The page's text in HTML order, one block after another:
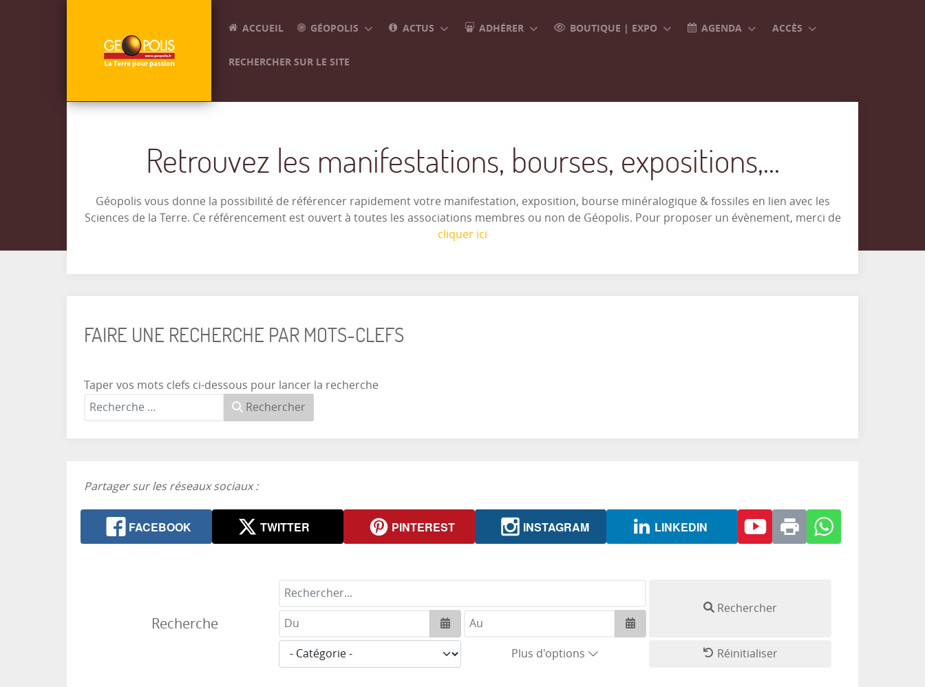
ACCUEIL GÉOPOLIS ACTUS ADHÉRER BOUTIQUE | EXPO AGENDA ACCÈS
RECHERCHER SUR LE SITE
Retrouvez les manifestations, bourses, expositions,...
Géopolis vous donne la possibilité de référencer rapidement votre manifestation, exposition, bourse minéralogique & fossiles en lien avec les
Sciences de la Terre. Ce référencement est ouvert à toutes les associations membres ou non de Géopolis. Pour proposer un évènement, merci de
cliquer ici
FAIRE UNE RECHERCHE PAR MOTS-CLEFS
Taper vos mots clefs ci-dessous pour lancer la recherche
Rechercher
Partager sur les réseaux sociaux :
FACEBOOK TWITTER PINTEREST INSTAGRAM LINKEDIN
Recherche
Rechercher...
Ouvrir le calendrier Ouvrir le calendrier
Plus d'options
Rechercher
Réinitialiser